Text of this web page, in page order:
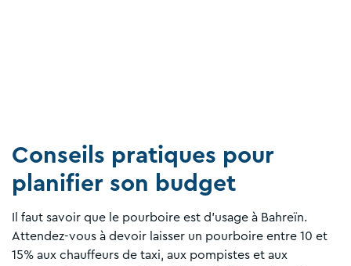
Conseils pratiques pour
planifier son budget
Il faut savoir que le pourboire est d’usage à Bahreïn.
Attendez-vous à devoir laisser un pourboire entre 10 et
15% aux chauffeurs de taxi, aux pompistes et aux